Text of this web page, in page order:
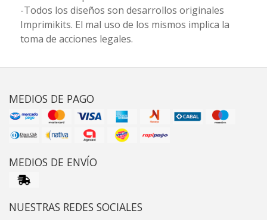
-Todos los diseños son desarrollos originales
Imprimikits. El mal uso de los mismos implica la
toma de acciones legales.
MEDIOS DE PAGO
MEDIOS DE ENVÍO
NUESTRAS REDES SOCIALES